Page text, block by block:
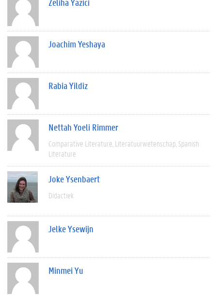
Joachim Yeshaya
Rabia Yildiz
Nettah Yoeli Rimmer
Comparative Literature Literatuurwetenschap Spanish
Literature
Joke Ysenbaert
Didactiek
Jelke Ysewijn
Minmei Yu